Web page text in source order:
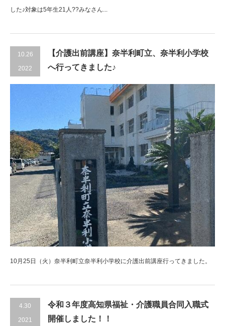
した♪対象は5年生21人??みなさん...
10.26
2022
【介護出前講座】奈半利町立、奈半利小学校
へ行ってきました♪
10月25日（火）奈半利町立奈半利小学校に介護出前講座行ってきました。
4.30
2021
令和３年度高知県福祉・介護職員合同入職式
開催しました！！